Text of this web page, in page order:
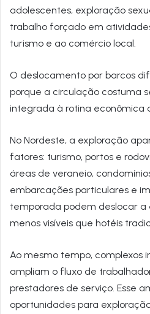
adolescentes, exploração
trabalho forçado em
turismo e ao comércio local.
O deslocamento por barcos
porque a circulação costuma
integrada à rotina econômica
No Nordeste, a exploração
fatores: turismo, portos e
áreas de veraneio,
embarcações particulares e
temporada podem deslocar a
menos visíveis que hotéis
Ao mesmo tempo, complexos
ampliam o fluxo de
prestadores de serviço. Esse
oportunidades para